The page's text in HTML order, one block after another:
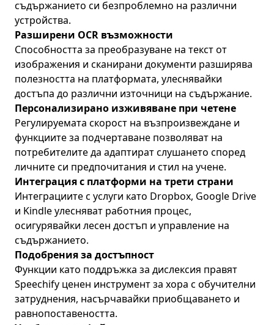
съдържанието си безпроблемно на различни
устройства.
Разширени OCR възможности
Способността за преобразуване на текст от
изображения и сканирани документи разширява
полезността на платформата, улеснявайки
достъпа до различни източници на съдържание.
Персонализирано изживяване при четене
Регулируемата скорост на възпроизвеждане и
функциите за подчертаване позволяват на
потребителите да адаптират слушането според
личните си предпочитания и стил на учене.
Интеграция с платформи на трети страни
Интеграциите с услуги като Dropbox, Google Drive
и Kindle улесняват работния процес,
осигурявайки лесен достъп и управление на
съдържанието.
Подобрения за достъпност
Функции като поддръжка за дислексия правят
Speechify ценен инструмент за хора с обучителни
затруднения, насърчавайки приобщаването и
равнопоставеността.